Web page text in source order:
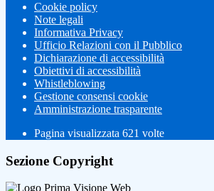
Cookie policy
Note legali
Informativa Privacy
Ufficio Relazioni con il Pubblico
Dichiarazione di accessibilità
Obiettivi di accessibilità
Whistleblowing
Gestione consensi cookie
Amministrazione trasparente
Pagina visualizzata 621 volte
Sezione Copyright